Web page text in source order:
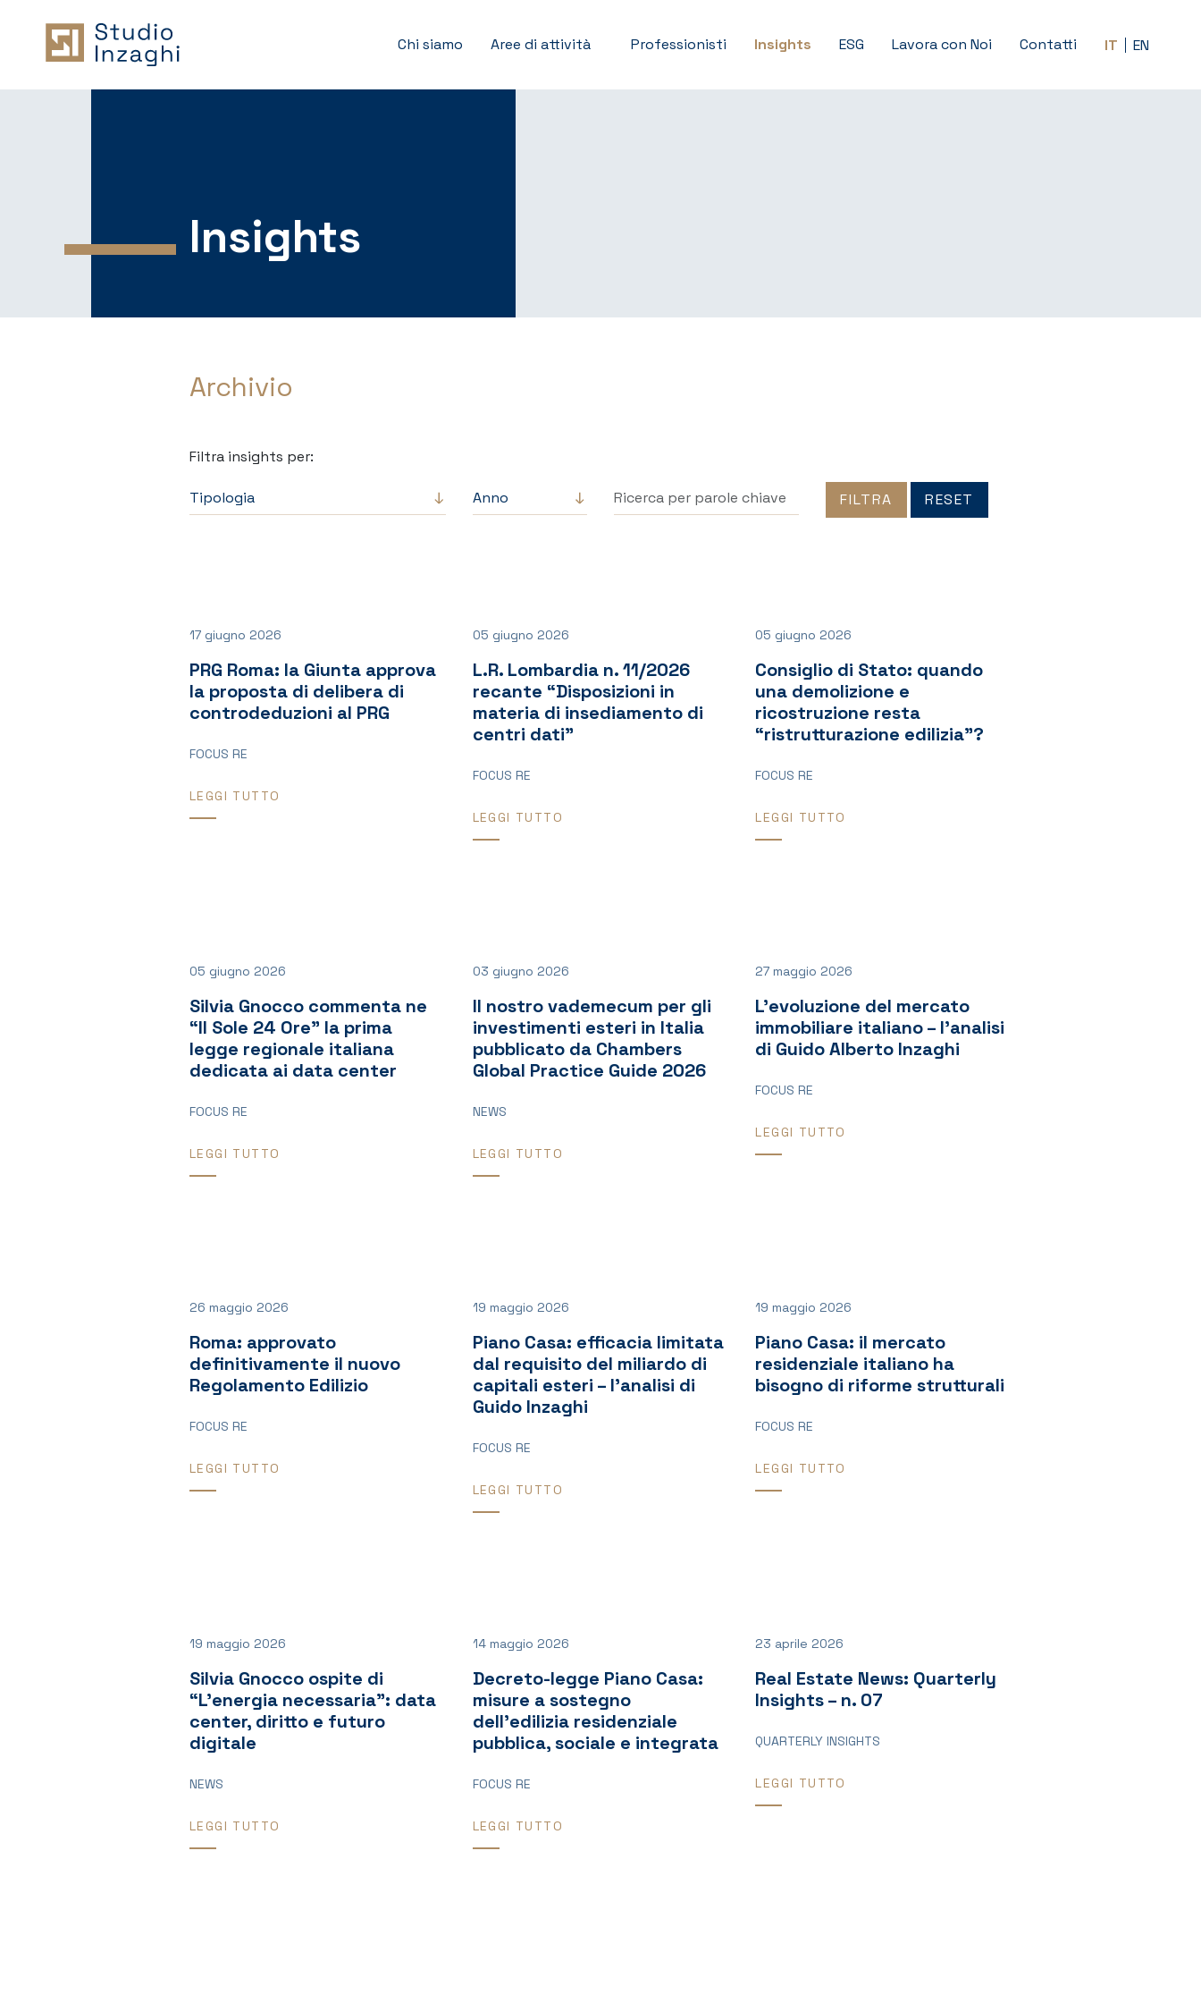
Chi siamo Aree di attività Professionisti Insights ESG Lavora con Noi Contatti IT EN
Insights
Archivio
Filtra insights per:
Filtra per tipo
Filtra per anno Ricerca per parole chiave FILTRA RESET
17 giugno 2026
PRG Roma: la Giunta approva
la proposta di delibera di
controdeduzioni al PRG
FOCUS RE
LEGGI TUTTO
05 giugno 2026
L.R. Lombardia n. 11/2026
recante “Disposizioni in
materia di insediamento di
centri dati”
FOCUS RE
LEGGI TUTTO
05 giugno 2026
Consiglio di Stato: quando
una demolizione e
ricostruzione resta
“ristrutturazione edilizia”?
FOCUS RE
LEGGI TUTTO
05 giugno 2026
Silvia Gnocco commenta ne
“Il Sole 24 Ore” la prima
legge regionale italiana
dedicata ai data center
FOCUS RE
LEGGI TUTTO
03 giugno 2026
Il nostro vademecum per gli
investimenti esteri in Italia
pubblicato da Chambers
Global Practice Guide 2026
NEWS
LEGGI TUTTO
27 maggio 2026
L’evoluzione del mercato
immobiliare italiano – l’analisi
di Guido Alberto Inzaghi
FOCUS RE
LEGGI TUTTO
26 maggio 2026
Roma: approvato
definitivamente il nuovo
Regolamento Edilizio
FOCUS RE
LEGGI TUTTO
19 maggio 2026
Piano Casa: efficacia limitata
dal requisito del miliardo di
capitali esteri – l’analisi di
Guido Inzaghi
FOCUS RE
LEGGI TUTTO
19 maggio 2026
Piano Casa: il mercato
residenziale italiano ha
bisogno di riforme strutturali
FOCUS RE
LEGGI TUTTO
19 maggio 2026
Silvia Gnocco ospite di
“L’energia necessaria”: data
center, diritto e futuro
digitale
NEWS
LEGGI TUTTO
14 maggio 2026
Decreto-legge Piano Casa:
misure a sostegno
dell’edilizia residenziale
pubblica, sociale e integrata
FOCUS RE
LEGGI TUTTO
23 aprile 2026
Real Estate News: Quarterly
Insights – n. 07
QUARTERLY INSIGHTS
LEGGI TUTTO